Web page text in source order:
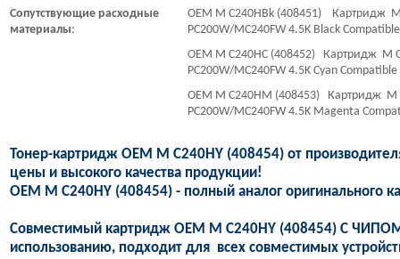
Сопутствующие расходные
материалы:
OEM M C240HBk (408451) Картридж
PC200W/MC240FW 4.5K Black
OEM M C240HC (408452) Картридж M
PC200W/MC240FW 4.5K Cyan
OEM M C240HM (408453) Картридж M
PC200W/MC240FW 4.5K Magenta
Тонер-картридж OEM M C240HY (408454) от
цены и высокого качества продукции!
OEM M C240HY (408454) - полный аналог оригинального
Совместимый картридж OEM M C240HY (408454) С
использованию, подходит для всех совместимых